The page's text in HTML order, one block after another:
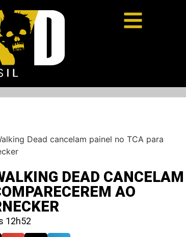
Dead cancelam painel no TCA para
DEAD CANCELAM
AO
12h52